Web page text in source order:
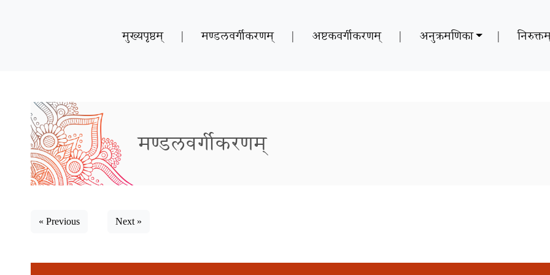
मुख्यपृष्ठम् | मण्डलवर्गीकरणम् | अष्टकवर्गीकरणम् | अनुक्रमणिका |
मण्डलवर्गीकरणम्
« Previous Next »